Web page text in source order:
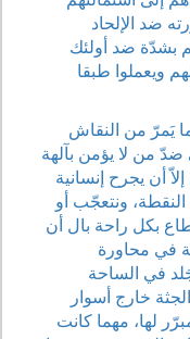
ضد الإلحاد
بشدّة ضد أولئك
ويعملوا طبقا
يَمرّ من النقاش
ضدّ من لا يؤمن بآلهة
أن يجرح إنسانية
النقطة، ونتعجّب أو
بكل راحة بال أن
في محاورة
في الساحة
خارج أسوار
لها، مهما كانت